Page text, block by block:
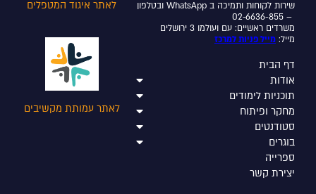
שירות לקוחות ותמיכה ב WhatsApp ובטלפון
– 02-6636-855
משרדים ראשיים: עם ועולמו 3 ירושלים
מייל: מייל פניות למרכז
דף הבית
אודות
תוכניות לימודים
מחקר ופיתוח
סטודנטים
בוגרים
ספרייה
יצירת קשר
לאתר איגוד המטפלים
לאתר עמותת מקשיבים